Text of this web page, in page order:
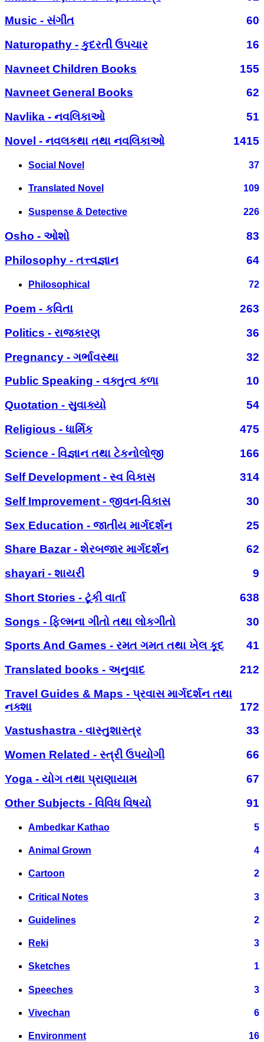
Music - સંગીત
60
Naturopathy - કુદરતી ઉપચાર
16
Navneet Children Books
155
Navneet General Books
62
Navlika - નવલિકાઓ
51
Novel - નવલકથા તથા નવલિકાઓ
1415
Social Novel 37
Translated Novel 109
Suspense & Detective 226
Osho - ઓશો
83
Philosophy - તત્ત્વજ્ઞાન
64
Philosophical 72
Poem - કવિતા
263
Politics - રાજકારણ
36
Pregnancy - ગર્ભાવસ્થા
32
Public Speaking - વક્તુત્વ કળા
10
Quotation - સુવાક્યો
54
Religious - ધાર્મિક
475
Science - વિજ્ઞાન તથા ટેકનોલોજી
166
Self Development - સ્વ વિકાસ
314
Self Improvement - જીવન-વિકાસ
30
Sex Education - જાતીય માર્ગદર્શન
25
Share Bazar - શેરબજાર માર્ગદર્શન
62
shayari - શાયરી
9
Short Stories - ટૂંકી વાર્તા
638
Songs - ફિલ્મના ગીતો તથા લોકગીતો
30
Sports And Games - રમત ગમત તથા ખેલ કૂદ
41
Translated books - અનુવાદ
212
Travel Guides & Maps - પ્રવાસ માર્ગદર્શન તથા
નક્શા
172
Vastushastra - વાસ્તુશાસ્ત્ર
33
Women Related - સ્ત્રી ઉપયોગી
66
Yoga - યોગ તથા પ્રાણાયામ
67
Other Subjects - વિવિધ વિષયો
91
Ambedkar Kathao 5
Animal Grown 4
Cartoon 2
Critical Notes 3
Guidelines 2
Reki 3
Sketches 1
Speeches 3
Vivechan 6
Environment 16